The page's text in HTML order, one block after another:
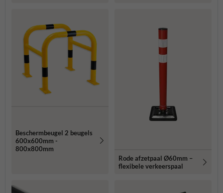
Beschermbeugel 2 beugels
600x600mm -
800x800mm
Rode afzetpaal Ø60mm –
flexibele verkeerspaal